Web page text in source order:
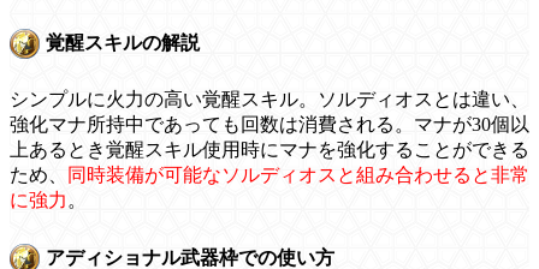
覚醒スキルの解説
シンプルに火力の高い覚醒スキル。ソルディオスとは違い、
強化マナ所持中であっても回数は消費される。マナが30個以
上あるとき覚醒スキル使用時にマナを強化することができる
ため、
同時装備が可能なソルディオスと組み合わせると非常
に強力 。
アディショナル武器枠での使い方